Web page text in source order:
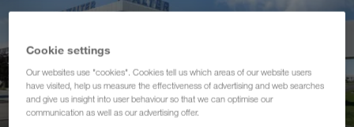
Cookie settings
Our websites use "cookies". Cookies tell us which areas of our website users
have visited, help us measure the effectiveness of advertising and web searches
and give us insight into user behaviour so that we can optimise our
communication as well as our advertising offer.